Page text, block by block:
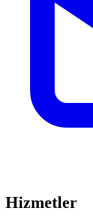
Hizmetler